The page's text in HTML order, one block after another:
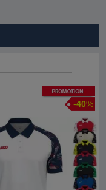
Promotion
-40%